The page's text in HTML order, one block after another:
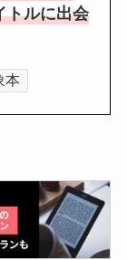
トルに出会
本